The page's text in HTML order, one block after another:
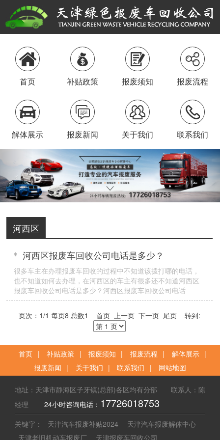
首页 补贴政策 报废须知 报废流程
解体展示 报废新闻 关于我们 联系我们
河西区
河西区报废车回收公司电话是多少？
很多车主在办理报废车回收的过程中不知道该拨打哪的电话，
也不知道如何去办理，在河西区的车主有很多还不知道河西区
报废车回收公司电话是多少？河西区报废车回收公司电话
17726018753， 河西区报废车回收公司是天津交管局认定的正
部队退役各种报废汽车的资格，并负责相关的办理汽车报废手
页次：1/1 每页8 总数1 首页 上一页 下一页 尾页 转到:
首页 | 补贴政策 | 报废须知 | 报废流程 | 解体展示 |
报废新闻 | 关于我们 | 联系我们 | 网站地图
地址：天津市静海区子牙镇(总部)各区均有分部 联系人：陈
经理
24小时咨询电话： 17726018753
关键字： 天津汽车报废补贴2024
天津汽车报废解体中心
天津老旧机动车报废厂
天津报废车回收公司